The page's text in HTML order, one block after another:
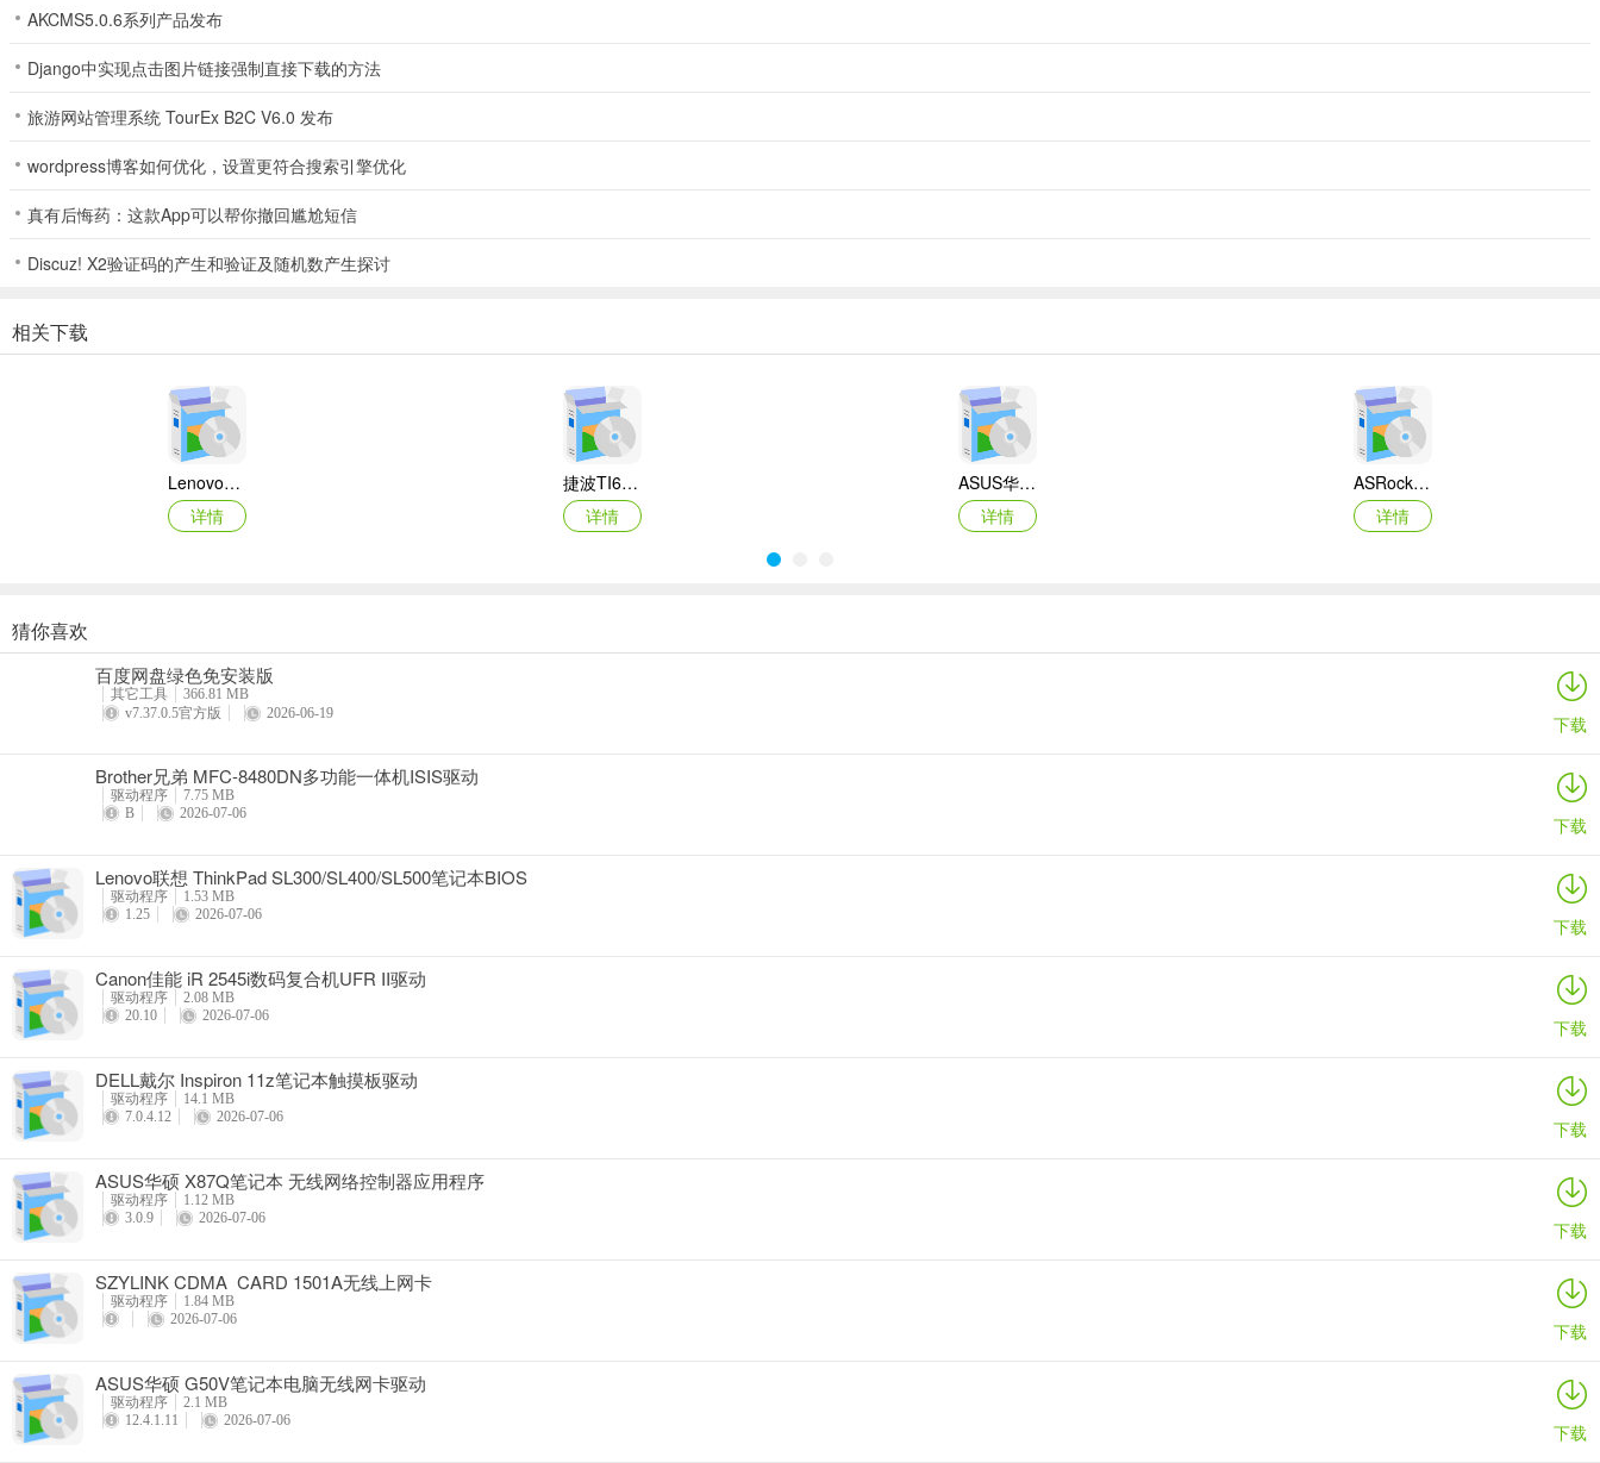
AKCMS5.0.6系列产品发布
Django中实现点击图片链接强制直接下载的方法
旅游网站管理系统 TourEx B2C V6.0 发布
wordpress博客如何优化，设置更符合搜索引擎优化
真有后悔药：这款App可以帮你撤回尴尬短信
Discuz! X2验证码的产生和验证及随机数产生探讨
相关下载
Lenovo联想 Ideapad Z465/Z565系列笔记本 声卡驱动
详情
捷波TI61AG-A主板BIOS
详情
ASUS华硕F1A55-M LX3 R2.0主板BIOS
详情
ASRock华擎IMB-A160主板BIOS
详情
奥睿科PAS3062-2E/PAS3062-2S/PAS3064-2S2E系列扩展卡驱动
详情
Canon佳能 PowerShot A310 WIA驱动
AMD Mobility Radeon HD 2000/HD 3000/HD 4000/HD 5000系列移动显卡催化剂驱动
映泰Hi-Fi H77S 5.x主板BIOS
猜你喜欢
百度网盘绿色免安装版
其它工具
366.81 MB
v7.37.0.5官方版
2026-06-19 下载
Brother兄弟 MFC-8480DN多功能一体机ISIS驱动
驱动程序
7.75 MB
B
2026-07-06 下载
Lenovo联想 ThinkPad SL300/SL400/SL500笔记本BIOS
驱动程序
1.53 MB
1.25
2026-07-06 下载
Canon佳能 iR 2545i数码复合机UFR II驱动
驱动程序
2.08 MB
20.10
2026-07-06 下载
DELL戴尔 Inspiron 11z笔记本触摸板驱动
驱动程序
14.1 MB
7.0.4.12
2026-07-06 下载
ASUS华硕 X87Q笔记本 无线网络控制器应用程序
驱动程序
1.12 MB
3.0.9
2026-07-06 下载
SZYLINK CDMA_CARD 1501A无线上网卡
驱动程序
1.84 MB
2026-07-06
下载
ASUS华硕 G50V笔记本电脑无线网卡驱动
驱动程序
2.1 MB
12.4.1.11
2026-07-06 下载